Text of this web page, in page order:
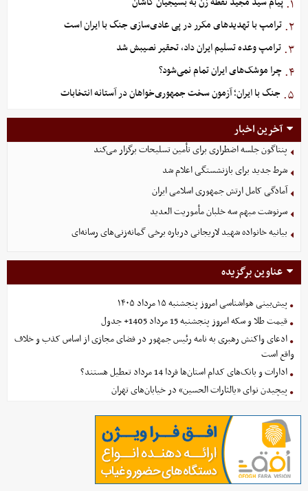
۱.
۲. ترامپ با تهدیدهای مکرر در پی عادی‌سازی جنگ با ایران است
۳. ترامپ وعده تسلیم ایران داد، تحقیر نصیبش شد
۴. چرا موشک‌های ایران تمام نمی‌شود؟
۵. جنگ با ایران؛ آزمون سخت جمهوری‌خواهان در آستانه انتخابات
آخرین اخبار
پنتاگون جلسه اضطراری برای تأمین تسلیحات برگزار می‌کند
شرط جدید برای بازنشستگی اعلام شد
آمادگی کامل ارتش جمهوری اسلامی ایران
سرنوشت مبهم سه خلبان مأموریت العدید
بیانیه خانواده شهید لاریجانی درباره برخی گمانه‌زنی‌های رسانه‌ای
عناوین برگزیده
پیش‌بینی هواشناسی امروز پنجشنبه ۱۵ مرداد ۱۴۰۵
قیمت طلا و سکه امروز پنجشنبه 15 مرداد 1405+ جدول
ادعای واکنش رهبری به نامه رئیس جمهور در فضای مجازی از اساس کذب و خلاف
واقع است
ادارات و بانک‌های کدام استان‌ها فردا 14 مرداد تعطیل هستند؟
پیچیدن نوای «یالثارات الحسین» در خیابان‌های تهران